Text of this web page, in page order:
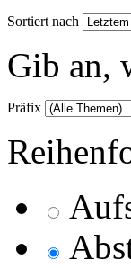
Sortiert nach
Gib an,
Präfix